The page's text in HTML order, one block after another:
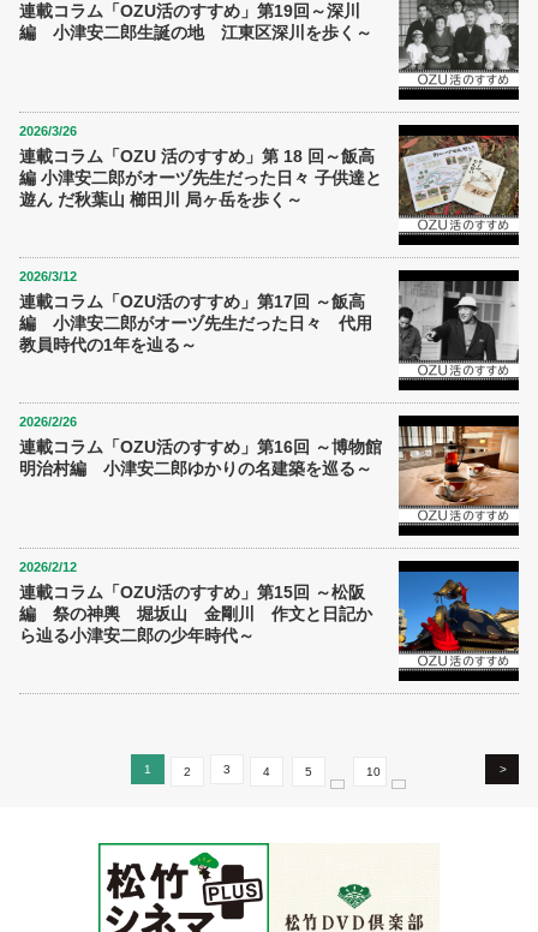
連載コラム「OZU活のすすめ」第19回～深川
編 小津安二郎生誕の地 江東区深川を歩く～
2026/3/26
連載コラム「OZU 活のすすめ」第 18 回～飯高
編 小津安二郎がオーヅ先生だった日々 子供達と
遊ん だ秋葉山 櫛田川 局ヶ岳を歩く～
2026/3/12
連載コラム「OZU活のすすめ」第17回 ～飯高
編 小津安二郎がオーヅ先生だった日々 代用
教員時代の1年を辿る～
2026/2/26
連載コラム「OZU活のすすめ」第16回 ～博物館
明治村編 小津安二郎ゆかりの名建築を巡る～
2026/2/12
連載コラム「OZU活のすすめ」第15回 ～松阪
編 祭の神輿 堀坂山 金剛川 作文と日記か
ら辿る小津安二郎の少年時代～
1 2 3 4 5 10 >